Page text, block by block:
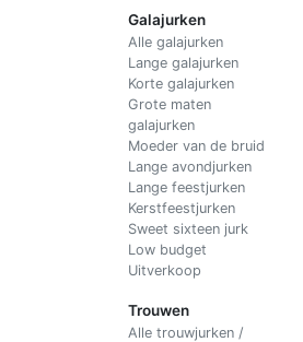
Galajurken
Alle galajurken
Lange galajurken
Korte galajurken
Grote maten
galajurken
Moeder van de bruid
Lange avondjurken
Lange feestjurken
Kerstfeestjurken
Sweet sixteen jurk
Low budget
Uitverkoop
Trouwen
Alle trouwjurken /